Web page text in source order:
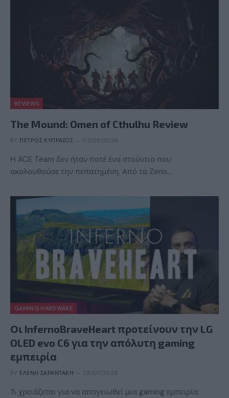
REVIEWS
The Mound: Omen of Cthulhu Review
BY ΠΈΤΡΟΣ ΚΥΠΡΑΊΟΣ 03/08/2026
Η ACE Team δεν ήταν ποτέ ένα στούντιο που
ακολουθούσε την πεπατημένη. Από τα Zeno…
GAMING HARDWARE
Οι InfernoBraveHeart προτείνουν την LG
OLED evo C6 για την απόλυτη gaming
εμπειρία
BY ΕΛΈΝΗ ΣΑΡΑΝΤΆΚΗ 28/07/2026
Τι χρειάζεται για να απογειωθεί μια gaming εμπειρία;